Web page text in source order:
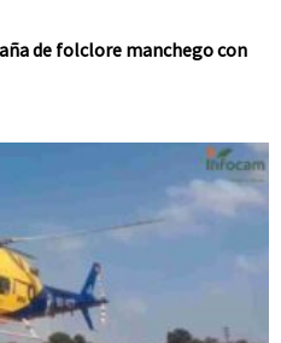
de folclore manchego con